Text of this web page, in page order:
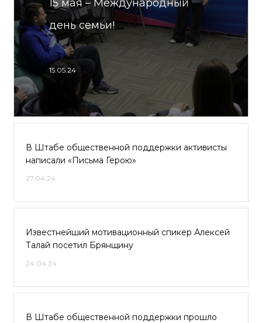
15 мая – Международный
день семьи!
15.05.24
В Штабе общественной поддержки активисты
написали «Письма Герою»
27.04.24
Известнейший мотивационный спикер Алексей
Талай посетил Брянщину
24.04.24
В Штабе общественной поддержки прошло